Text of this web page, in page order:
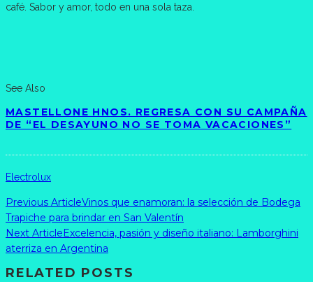
café. Sabor y amor, todo en una sola taza.
See Also
MASTELLONE HNOS. REGRESA CON SU CAMPAÑA
DE “EL DESAYUNO NO SE TOMA VACACIONES”
Electrolux
Previous ArticleVinos que enamoran: la selección de Bodega
Trapiche para brindar en San Valentín
Next ArticleExcelencia, pasión y diseño italiano: Lamborghini
aterriza en Argentina
RELATED POSTS